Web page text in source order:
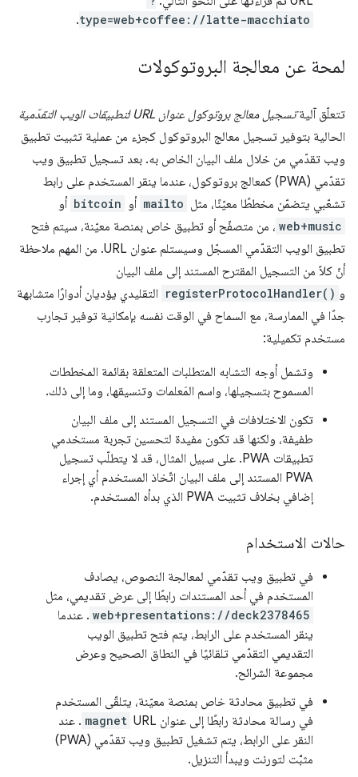
type=web+coffee://latte-macchiato
.
لمحة عن معالجة البروتوكولات
تتعلّق آليةتسجيل معالج بروتوكول عنوان URL لتطبيقات الويب التقدّمية
الحالية بتوفير تسجيل معالج البروتوكول كجزء من عملية تثبيت تطبيق
ويب تقدّمي من خلال ملف البيان الخاص به. بعد تسجيل تطبيق ويب
تقدّمي (PWA) كمعالج بروتوكول، عندما ينقر المستخدم على رابط
تشعّبي يتضمّن مخططًا معيّنًا، مثل mailto أو bitcoin أو
web+music ، من متصفّح أو تطبيق خاص بمنصة معيّنة، سيتم فتح
تطبيق الويب التقدّمي المسجّل وسيستلم عنوان URL. من المهم ملاحظة
أنّ كلاً من التسجيل المقترح المستند إلى ملف البيان
و registerProtocolHandler() التقليدي يؤديان أدوارًا متشابهة
جدًا في الممارسة، مع السماح في الوقت نفسه بإمكانية توفير تجارب
مستخدم تكميلية:
وتشمل أوجه التشابه المتطلبات المتعلقة بقائمة المخططات
المسموح بتسجيلها، واسم المَعلمات وتنسيقها، وما إلى ذلك.
تكون الاختلافات في التسجيل المستند إلى ملف البيان
طفيفة، ولكنها قد تكون مفيدة لتحسين تجربة مستخدمي
تطبيقات PWA. على سبيل المثال، قد لا يتطلّب تسجيل
PWA المستند إلى ملف البيان اتّخاذ المستخدم أي إجراء
إضافي بخلاف تثبيت PWA الذي بدأه المستخدم.
حالات الاستخدام
في تطبيق ويب تقدّمي لمعالجة النصوص، يصادف
المستخدم في أحد المستندات رابطًا إلى عرض تقديمي، مثل
web+presentations://deck2378465 . عندما
ينقر المستخدم على الرابط، يتم فتح تطبيق الويب
التقديمي التقدّمي تلقائيًا في النطاق الصحيح وعرض
مجموعة الشرائح.
في تطبيق محادثة خاص بمنصة معيّنة، يتلقّى المستخدم
في رسالة محادثة رابطًا إلى عنوان URL
magnet . عند
النقر على الرابط، يتم تشغيل تطبيق ويب تقدّمي (PWA)
مثبَّت لتورنت ويبدأ التنزيل.